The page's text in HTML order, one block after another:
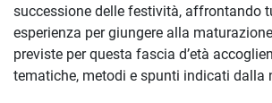
successione delle festività, affrontando
esperienza per giungere alla
previste per questa fascia d’età
tematiche, metodi e spunti indicati dalla